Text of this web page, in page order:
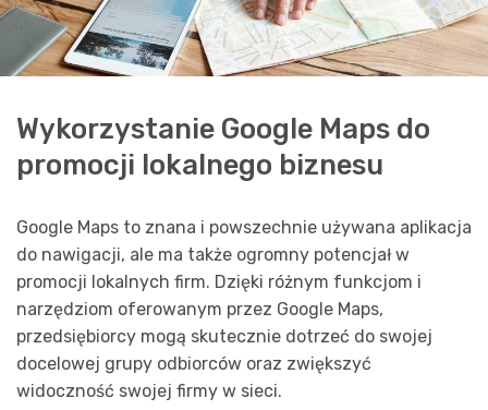
Wykorzystanie Google Maps do
promocji lokalnego biznesu
Google Maps to znana i powszechnie używana aplikacja
do nawigacji, ale ma także ogromny potencjał w
promocji lokalnych firm. Dzięki różnym funkcjom i
narzędziom oferowanym przez Google Maps,
przedsiębiorcy mogą skutecznie dotrzeć do swojej
docelowej grupy odbiorców oraz zwiększyć
widoczność swojej firmy w sieci.